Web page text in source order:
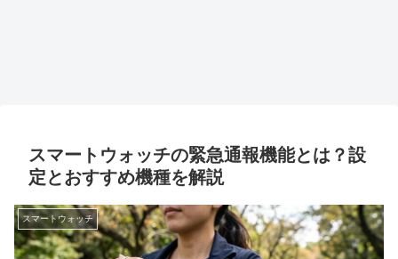
スマートウォッチの緊急通報機能とは？設
定とおすすめ機種を解説
スマートウォッチ